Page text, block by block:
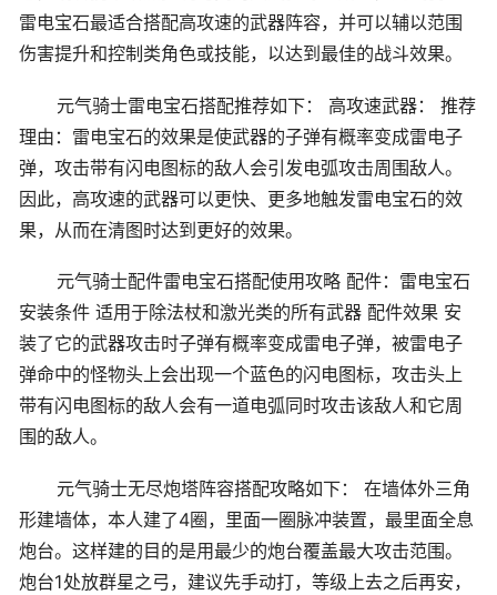
雷电宝石最适合搭配高攻速的武器阵容，并可以辅以范围
伤害提升和控制类角色或技能，以达到最佳的战斗效果。
元气骑士雷电宝石搭配推荐如下： 高攻速武器： 推荐
理由：雷电宝石的效果是使武器的子弹有概率变成雷电子
弹，攻击带有闪电图标的敌人会引发电弧攻击周围敌人。
因此，高攻速的武器可以更快、更多地触发雷电宝石的效
果，从而在清图时达到更好的效果。
元气骑士配件雷电宝石搭配使用攻略 配件：雷电宝石
安装条件 适用于除法杖和激光类的所有武器 配件效果 安
装了它的武器攻击时子弹有概率变成雷电子弹，被雷电子
弹命中的怪物头上会出现一个蓝色的闪电图标，攻击头上
带有闪电图标的敌人会有一道电弧同时攻击该敌人和它周
围的敌人。
元气骑士无尽炮塔阵容搭配攻略如下： 在墙体外三角
形建墙体，本人建了4圈，里面一圈脉冲装置，最里面全息
炮台。这样建的目的是用最少的炮台覆盖最大攻击范围。
炮台1处放群星之弓，建议先手动打，等级上去之后再安，